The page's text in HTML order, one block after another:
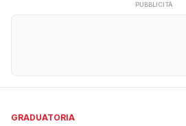
PUBBLICITÀ
GRADUATORIA